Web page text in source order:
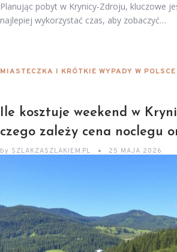
Planując pobyt w Krynicy-Zdroju, kluczowe
najlepiej wykorzystać czas, aby zobaczyć…
MIASTECZKA I KRÓTKIE WYPADY W POLSCE
Ile kosztuje weekend w
czego zależy cena noclegu
by SZLAKZASZLAKIEM.PL 25 MAJA 2026